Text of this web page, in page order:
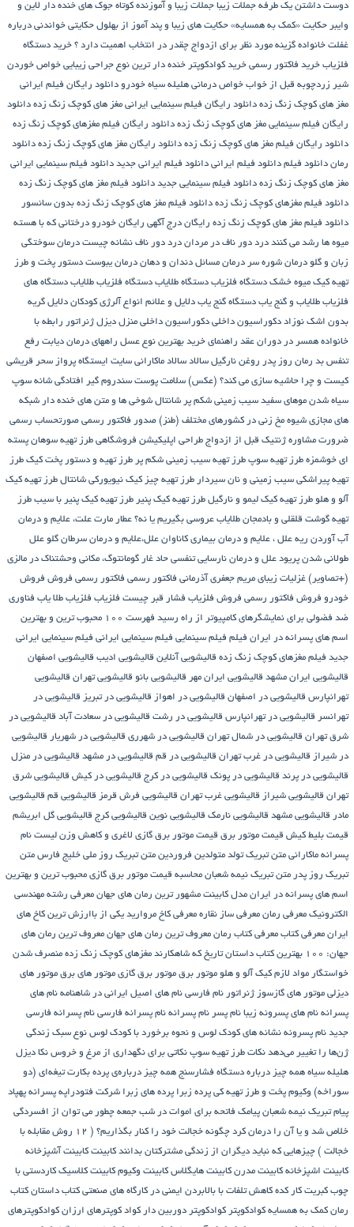
دوست داشتن یک طرفه جملات زیبا جملات زیبا و آموزنده کوتاه جوک های خنده دار لاین و
وایبر حکایت «کمک به همسایه» حکایت های زیبا و پند آموز از بهلول حکایتی خواندنی درباره
غفلت خانواده گزینه مورد نظر برای ازدواج چقدر در انتخاب اهمیت دارد ؟ خرید دستگاه
فلزیاب خرید فاکتور رسمی خرید کوادکوپتر خنده دار ترین نوع جراحی زیبایی خواص خوردن
شیر زردچوبه قبل از خواب خواص درمانی هلیله سیاه خودرو دانلود رایگان فیلم ایرانی
مغز های کوچک زنگ زده دانلود رایگان فیلم سینمایی ایرانی مغز های کوچک زنگ زده دانلود
رایگان فیلم سینمایی مغز های کوچک زنگ زده دانلود رایگان فیلم مغزهای کوچک زنگ زده
دانلود رایگان فیلم مغز های کوچک زنگ زده دانلود رایگان مغز های کوچک زنگ زده دانلود
رمان دانلود فیلم دانلود فیلم ایرانی دانلود فیلم ایرانی جدید دانلود فیلم سینمایی ایرانی
مغز های کوچک زنگ زده دانلود فیلم سینمایی جدید دانلود فیلم مغز های کوچک زنگ زده
دانلود فیلم مغزهای کوچک زنگ زده دانلود فیلم مغز های کوچک زنگ زده بدون سانسور
دانلود فیلم مغز های کوچک زنگ زده رایگان درج آگهی رایگان خودرو درختانی که با هسته
میوه ها رشد می کنند درد دور ناف در مردان درد دور ناف نشانه چیست درمان سوختگی
زبان و گلو درمان شوره سر درمان مسائل دندان و دهان درمان یبوست دستور پخت و طرز
تهیه کیک میوه خشک دستگاه فلزیاب دستگاه‌ طلایاب دستگاه‌ فلزیاب طلایاب دستگاه‌ های
فلزیاب طلایاب و گنج‌ یاب دستگاه‌ گنج‌ یاب دلایل و علائم انواع آلرژی کودکان دلایل گریه
بدون اشک نوزاد دکوراسیون داخلی دکوراسیون داخلی منزل دیزل ژنراتور رابطه با
خانواده همسر در دوران عقد راهنمای خرید بهترین نوع عسل راههای درمان دیابت رفع
تنفس بد رمان روز پدر روغن نارگیل سالاد سالاد ماکارانی سایت ایستگاه پرواز سحر قریشی
کیست و چرا حاشیه سازی می کند؟ (عکس) سلامت پوست سندروم گیر افتادگی شانه سوپ
سیاه شدن موهای سفید سیب زمینی شکم پر شانتال شوخی ها و متن های خنده دار شبکه
های مجازی شیوه مخ زنی در کشورهای مختلف (طنز) صدور فاکتور رسمی صورتحساب رسمی
ضرورت مشاوره ژنتیک قبل از ازدواج طراحی اپلیکیشن فروشگاهی طرز تهیه سوهان پسته
ای خوشمزه طرز تهیه سوپ طرز تهیه سیب زمینی شکم پر طرز تهیه و دستور پخت کیک طرز
تهیه پیراشكی سيب زمينی و نان سیردار طرز تهیه چیز کیک نیویورکی شانتال طرز تهیه کیک
آلو و هلو طرز تهیه کیک لیمو و نارگیل طرز تهیه کیک پنیر طرز تهیه کیک پنیر با سیب طرز
تهیه گوشت قلقلی و بادمجان طلایاب عروسی بگیریم یا نه؟ عطار مارت علت، علایم و درمان
آب آوردن ریه علل ، علایم و درمان بیماری کاناوان علل،علایم و درمان سرطان گلو علل
طولانی شدن پریود علل و درمان نارسایی تنفسی حاد غار گومانتوگ، مکانی وحشتناک در مالزی
(+تصاویر) غزلیات زیبای مریم جعفری آذرمانی فاکتور رسمی فاکتور رسمی فروش فروش
خودرو فروش فاکتور رسمی فروش فلزیاب فشار قبر چیست فلزیاب فلزیاب طلا یاب فناوری
ضد فضولی برای نمایشگرهای کامپیوتر از راه رسید
فهرست ۱۰۰ محبوب ترین و بهترین
اسم های پسرانه در ایران فیلم فیلم سینمایی فیلم سینمایی ایرانی فیلم سینمایی ایرانی
جدید فیلم مغزهای کوچک زنگ زده قالیشویی آنلاین قالیشویی ادیب قالیشویی اصفهان
قالیشویی ایران مشهد قالیشویی ایران مهر قالیشویی بانو قالیشویی تهران قالیشویی
تهرانپارس قالیشویی در اصفهان قالیشویی در اهواز قالیشویی در تبریز قالیشویی در
تهرانسر قالیشویی در تهرانپارس قالیشویی در رشت قالیشویی در سعادت آباد قالیشویی در
شرق تهران قالیشویی در شمال تهران قالیشویی در شهرری قالیشویی در شهریار قالیشویی
در شیراز قالیشویی در غرب تهران قالیشویی در قم قالیشویی در مشهد قالیشویی در منزل
قالیشویی در پرند قالیشویی در پونک قالیشویی در کرج قالیشویی در کیش قالیشویی شرق
تهران قالیشویی شیراز قالیشویی غرب تهران قالیشویی فرش قرمز قالیشویی قم قالیشویی
مادر قالیشویی مشهد قالیشویی نارمک قالیشویی نوین قالیشویی کرج قالیشویی گل ابریشم
قیمت بلیط کیش قیمت موتور برق قیمت موتور برق گازی لاغری و کاهش وزن لیست نام
پسرانه ماکارانی متن تبریک تولد متولدین فروردین متن تبریک روز ملی خلیج فارس متن
تبریک روز پدر متن تبریک نیمه شعبان محاسبه قیمت موتور برق گازی محبوب ترین و بهترین
اسم های پسرانه در ایران مدل کابینت مشهور ترین رمان های جهان معرفی رشته مهندسی
الکترونیک معرفی رمان معرفی ساز نقاره معرفی کاخ مروارید یکی از باارزش ترین کاخ های
ایران معرفی کتاب معرفی کتاب رمان معروف ترین رمان های جهان معروف ترین رمان های
جهان: ۱۰۰ بهترین کتاب داستان تاریخ که شاهکارند
مغزهای کوچک زنگ زده منصرف شدن
خواستگار مواد لازم کیک آلو و هلو موتور برق موتور برق گازی موتور های برق موتور های
دیزلی موتور های گازسوز ژنراتور نام فارسی نام های اصیل ایرانی در شاهنامه نام های
پسرانه نام های پسرونه زیبا نام پسر نام پسرانه نام پسرانه فارسی نام پسرانه فارسی
جدید نام پسرونه نشانه های کودک لوس و نحوه برخورد با کودک لوس نوع سبک زندگی
ژن‌ها را تغییر می‌دهد نکات طرز تهیه سوپ نکاتی برای نگهداری از مرغ و خروس نکا دیزل
هلیله سیاه همه چیز درباره دستگاه فشارسنج همه چیز درباره‌ی پرده بکارت تیغه‌ای (دو
سوراخه) وکیوم پخت و طرز تهیه کی پرده زبرا پرده های زبرا شرکت فتودراپه پسرانه پهپاد
پیام تبریک نیمه شعبان پیامک فاتحه برای اموات در شب جمعه چطور می توان از افسردگی
خلاص شد و یا آن را درمان کرد
چگونه خجالت خود را کنار بگذاریم؟ ( 12 روش مقابله با
خجالت ) چیزهایی که نباید دیگران از زندگی مشترکتان بدانند کابینت کابینت آشپزخانه
کابینت اشپزخانه کابینت مدرن کابینت هایگلاس کابینت وکیوم کابینت کلاسیک کاردستی با
چوب کبریت کار کده کاهش تلفات با بالابردن ایمنی در کارگاه های صنعتی کتاب داستان کتاب
رمان کمک به همسایه کوادکوپتر کوادکوپتر دوربین دار کواد کوپترهای ارزان کوادکوپترهای